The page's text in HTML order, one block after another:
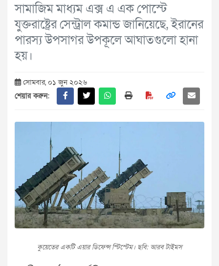
সামাজিম মাধ্যম এক্স এ এক পোস্টে
যুক্তরাষ্ট্রের সেন্ট্রাল কমান্ড জানিয়েছে, ইরানের
পারস্য উপসাগর উপকূলে আঘাতগুলো হানা
হয়।
সোমবার, ০১ জুন ২০২৬
শেয়ার করুন:
কুয়েতের একটি এয়ার ডিফেন্স স্টিস্টেম। ছবি: আরব টাইমস